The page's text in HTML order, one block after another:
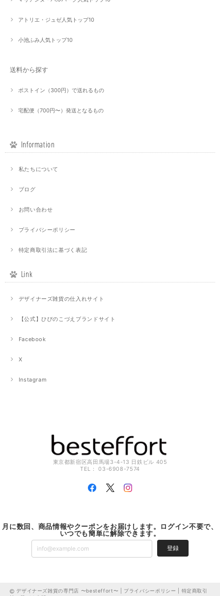
アトリエ・ジュゼ人気トップ10
小池ふみ人気トップ10
送料から探す
ポストイン（300円）で送れるもの
宅配便（700円〜）発送となるもの
Information
私たちについて
ブログ
お問い合わせ
プライバシーポリシー
特定商取引法に基づく表記
Link
デザイナーズ雑貨の仕入れサイト
【公式】ひびのこづえブランドサイト
Facebook
X
Instagram
東京都新宿区高田馬場3-4-13 日鉄ビル 405
TEL： 03-6908-7574
月に数回、商品情報やクーポンをお届けします。ログイン不要で、
いつでも簡単に解除できます。
登録
デザイナーズ雑貨の専門店 〜besteffort〜 | プライバシーポリシー
特定商取引